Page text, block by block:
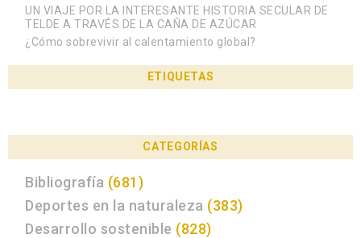
UN VIAJE POR LA INTERESANTE HISTORIA SECULAR DE
TELDE A TRAVÉS DE LA CAÑA DE AZÚCAR
¿Cómo sobrevivir al calentamiento global?
ETIQUETAS
CATEGORÍAS
Bibliografía (681)
Deportes en la naturaleza (383)
Desarrollo sostenible (828)